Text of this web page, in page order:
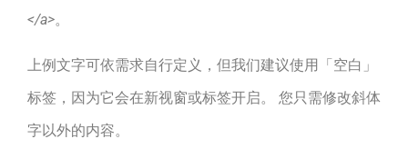
</a>。
上例文字可依需求自行定义，但我们建议使用「空白」
标签，因为它会在新视窗或标签开启。 您只需修改斜体
字以外的内容。